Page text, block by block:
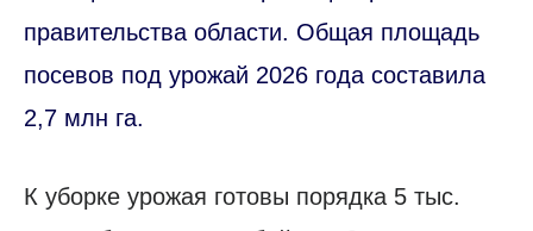
правительства области. Общая площадь
посевов под урожай 2026 года составила
2,7 млн га.
К уборке урожая готовы порядка 5 тыс.